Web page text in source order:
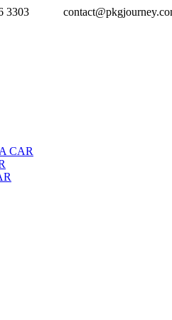
3303
CAR